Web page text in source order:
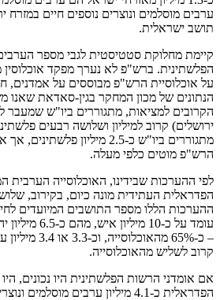
ערבים מוסלמים ונוצרים נוספים חיים במזרח
תושב ישראלית.
קיימת מחלוקת סטטיסטית לגבי מספר
הפלשתינית. ברש"פ לא נערך מפקד אוכלוסין
על אוכלוסיית הרש"פ מבוססים על אמדנים,
הנתונים של מכון המחקר בגין-סאדאת שאנו
הקרובים למציאות, מתגוררים ביו"ש שמעבר
ירושלים) קרוב למיליון ושלושה רבעים
מתגוררים ביו"ש כ-2.5 מיליון
הרש"פ מוטים כלפי מעלה.
לפי ההערכות שבידינו, האוכלוסייה הערבית
הפדראלית העתידית מונה כיום, בקירוב,
ההערכות הללו מספר התושבים המיועדים
עומד על כ-10
– כ-65%
קרוב לשליש מהאוכלוסייה.
אם אומדני הרשות הפלשתינית היו נכונים,
הפדראלית כ-4.1 מיליון ערבים מוסלמים ונוצרים.